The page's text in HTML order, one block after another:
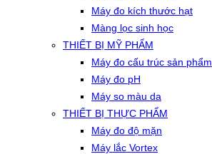
Máy đo kích thước hạt
Màng lọc sinh học
THIẾT BỊ MỸ PHẨM
Máy đo cấu trúc sản phẩm
Máy đo pH
Máy so màu da
THIẾT BỊ THỰC PHẨM
Máy đo độ mặn
Máy lắc Vortex